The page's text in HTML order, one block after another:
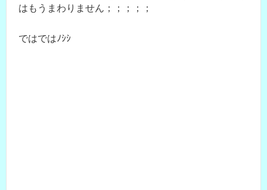
はもうまわりません；；；；；
ではではﾉｼｼ